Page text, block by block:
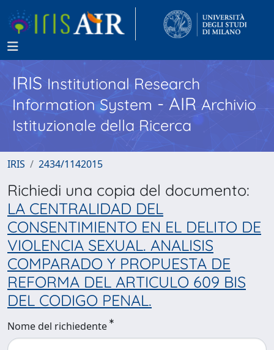
IRISInstitutional Research
Information System - AIR Archivio
Istituzionale della Ricerca
IRIS 2434/1142015
Richiedi una copia del documento:
LA CENTRALIDAD DEL
CONSENTIMIENTO EN EL DELITO DE
VIOLENCIA SEXUAL. ANALISIS
COMPARADO Y PROPUESTA DE
REFORMA DEL ARTICULO 609 BIS
DEL CODIGO PENAL.
Nome del richiedente